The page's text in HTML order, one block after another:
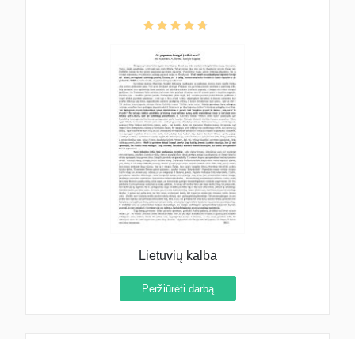
Lietuvių kalba
Peržiūrėti darbą